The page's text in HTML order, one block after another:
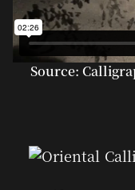
Source: